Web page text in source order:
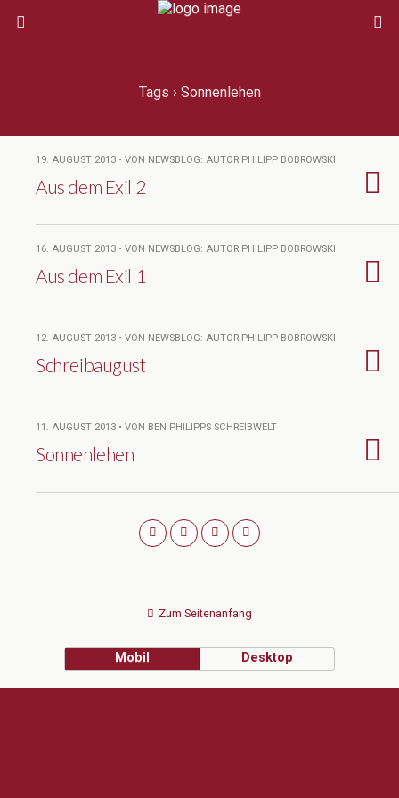
Tags › Sonnenlehen
19. AUGUST 2013 • VON NEWSBLOG: AUTOR PHILIPP BOBROWSKI
Aus dem Exil 2
16. AUGUST 2013 • VON NEWSBLOG: AUTOR PHILIPP BOBROWSKI
Aus dem Exil 1
12. AUGUST 2013 • VON NEWSBLOG: AUTOR PHILIPP BOBROWSKI
Schreibaugust
11. AUGUST 2013 • VON BEN PHILIPPS SCHREIBWELT
Sonnenlehen
Zum Seitenanfang
Mobil Desktop